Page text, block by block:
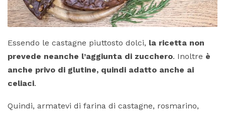
Essendo le castagne piuttosto dolci, la ricetta non
prevede neanche l’aggiunta di zucchero. Inoltre è
anche privo di glutine, quindi adatto anche ai
celiaci.
Quindi, armatevi di farina di castagne, rosmarino,